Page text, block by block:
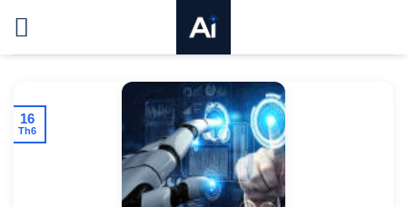
qua
nội
16
Th6